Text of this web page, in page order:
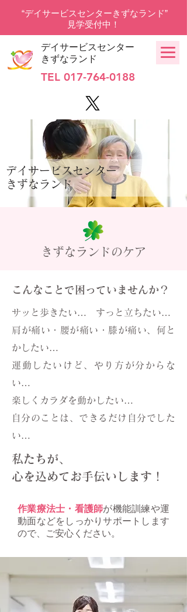
デイサービスセンター
きずなランド
TEL 017-764-0188
“デイサービスセンターきずなランド”
見学受付中！
デイサービスセンター
きずなランド
きずなランドのケア
こんなことで困っていませんか？
サッと歩きたい… すっと立ちたい…
肩が痛い・腰が痛い・膝が痛い、何と
かしたい…
運動したいけど、やり方が分からな
い…
楽しくカラダを動かしたい…
​自分のことは、できるだけ自分でした
い…
私たちが、
心を込めてお手伝いします！
作業療法士・看護師が機能訓練や運
動面などをしっかりサポートします
ので、ご安心ください。